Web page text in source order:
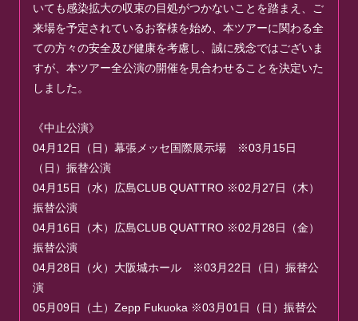
いても感染拡大の収束の目処がつかないことを踏まえ、ご
来場を予定されているお客様を始め、本ツアーに関わる全
ての方々の安全及び健康を考慮し、誠に残念ではございま
すが、本ツアー全公演の開催を見合わせることを決定いた
しました。
《中止公演》
04月12日（日）幕張メッセ国際展示場 ※03月15日
（日）振替公演
04月15日（水）広島CLUB QUATTRO ※02月27日（木）
振替公演
04月16日（木）広島CLUB QUATTRO ※02月28日（金）
振替公演
04月28日（火）大阪城ホール ※03月22日（日）振替公
演
05月09日（土）Zepp Fukuoka ※03月01日（日）振替公